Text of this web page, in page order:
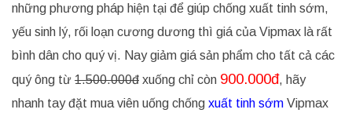
những phương pháp hiện tại để giúp chống xuất tinh sớm,
yếu sinh lý, rối loạn cương dương thì giá của Vipmax là rất
bình dân cho quý vị. Nay giảm giá sản phẩm cho tất cả các
quý ông từ 1.500.000đ xuống chỉ còn 900.000đ, hãy
nhanh tay đặt mua viên uống chống xuất tinh sớm Vipmax